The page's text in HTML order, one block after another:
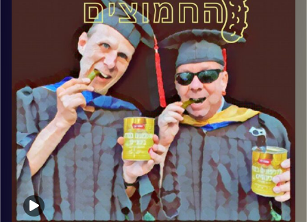
קרדיט תמונות:AudioVersity